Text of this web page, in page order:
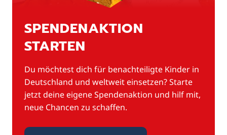
SPENDENAKTION
STARTEN
Du möchtest dich für benachteiligte Kinder in
Deutschland und weltweit einsetzen? Starte
jetzt deine eigene Spendenaktion und hilf mit,
neue Chancen zu schaffen.